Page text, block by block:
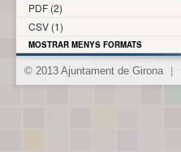
PDF (2)
CSV (1)
MOSTRAR MENYS FORMATS
© 2013 Ajuntament de Girona